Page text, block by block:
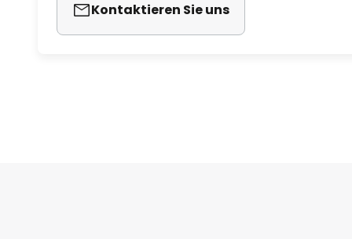
Kontaktieren Sie uns